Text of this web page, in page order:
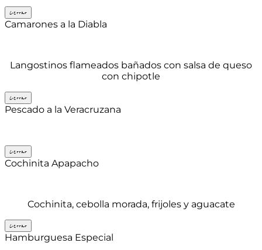
Cerrar
Camarones a la Diabla
Langostinos flameados bañados con salsa de queso
con chipotle
Cerrar
Pescado a la Veracruzana
Cerrar
Cochinita Apapacho
Cochinita, cebolla morada, frijoles y aguacate
Cerrar
Hamburguesa Especial